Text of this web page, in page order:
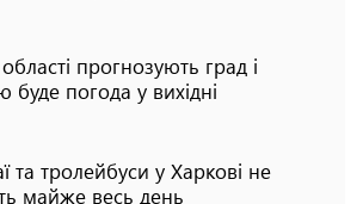
прогнозують град і
погода у вихідні
та тролейбуси у Харкові не
майже весь день